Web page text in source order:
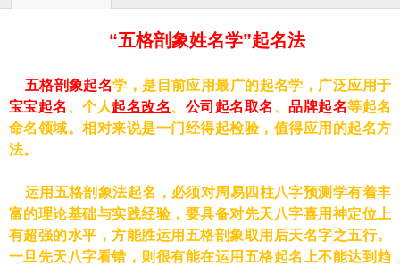
“五格剖象姓名学”起名法
五格剖象起名学，是目前应用最广的起名学，广泛应用于
宝宝起名 、个人起名改名、 公司起名取名 、品牌起名等起名
命名领域。相对来说是一门经得起检验，值得应用的起名方
法。
运用五格剖象法起名，必须对周易四柱八字预测学有着丰
富的理论基础与实践经验，要具备对先天八字喜用神定位上
有超强的水平，方能胜运用五格剖象取用后天名字之五行。
一旦先天八字看错，则很有能在运用五格起名上不能达到趋